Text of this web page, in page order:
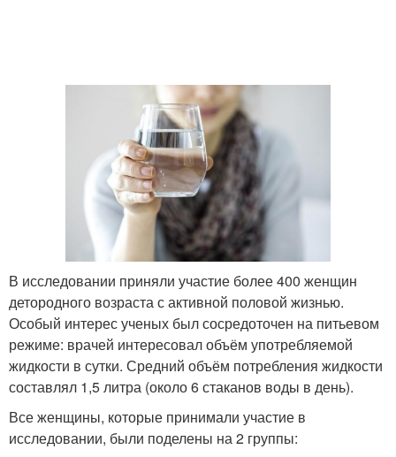
В исследовании приняли участие более 400 женщин
детородного возраста с активной половой жизнью.
Особый интерес ученых был сосредоточен на питьевом
режиме: врачей интересовал объём употребляемой
жидкости в сутки. Средний объём потребления жидкости
составлял 1,5 литра (около 6 стаканов воды в день).
Все женщины, которые принимали участие в
исследовании, были поделены на 2 группы: